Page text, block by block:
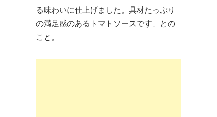
る味わいに仕上げました。具材たっぷり
の満足感のあるトマトソースです」との
こと。